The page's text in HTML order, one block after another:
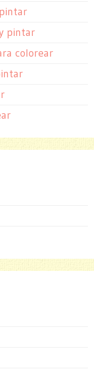
pintar
colorear